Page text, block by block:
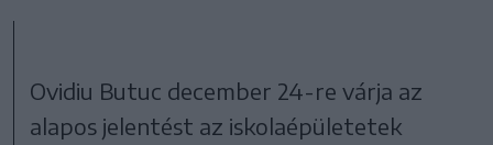
Ovidiu Butuc december 24-re várja az
alapos jelentést az iskolaépületetek